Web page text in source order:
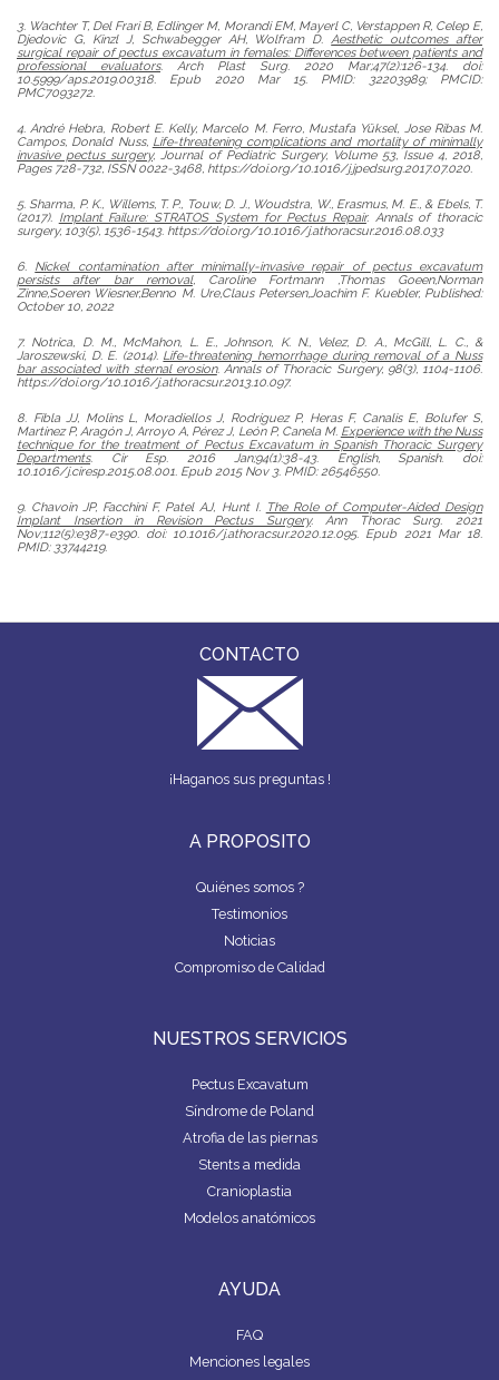
3. Wachter T, Del Frari B, Edlinger M, Morandi EM, Mayerl C, Verstappen R, Celep E,
Djedovic G, Kinzl J, Schwabegger AH, Wolfram D.Aesthetic outcomes after
surgical repair of pectus excavatum in females: Differences between patients and
professional evaluators. Arch Plast Surg. 2020 Mar;47(2):126-134. doi:
10.5999/aps.2019.00318. Epub 2020 Mar 15. PMID: 32203989; PMCID:
PMC7093272.
4. André Hebra, Robert E. Kelly, Marcelo M. Ferro, Mustafa Yüksel, Jose Ribas M.
Campos, Donald Nuss, Life-threatening complications and mortality of minimally
invasive pectus surgery, Journal of Pediatric Surgery, Volume 53, Issue 4, 2018,
Pages 728-732, ISSN 0022-3468, https://doi.org/10.1016/j.jpedsurg.2017.07.020.
5. Sharma, P. K., Willems, T. P., Touw, D. J., Woudstra, W., Erasmus, M. E., & Ebels, T.
(2017). Implant Failure: STRATOS System for Pectus Repair. Annals of thoracic
surgery, 103(5), 1536-1543. https://doi.org/10.1016/j.athoracsur.2016.08.033
6. Nickel contamination after minimally-invasive repair of pectus excavatum
persists after bar removal, Caroline Fortmann ,Thomas Goeen,Norman
Zinne,Soeren Wiesner,Benno M. Ure,Claus Petersen,Joachim F. Kuebler, Published:
October 10, 2022
7. Notrica, D. M., McMahon, L. E., Johnson, K. N., Velez, D. A., McGill, L. C., &
Jaroszewski, D. E. (2014). Life-threatening hemorrhage during removal of a Nuss
bar associated with sternal erosion. Annals of Thoracic Surgery, 98(3), 1104-1106.
https://doi.org/10.1016/j.athoracsur.2013.10.097.
8. Fibla JJ, Molins L, Moradiellos J, Rodríguez P, Heras F, Canalis E, Bolufer S,
Martínez P, Aragón J, Arroyo A, Pérez J, León P, Canela M. Experience with the Nuss
technique for the treatment of Pectus Excavatum in Spanish Thoracic Surgery
Departments. Cir Esp. 2016 Jan;94(1):38-43. English, Spanish. doi:
10.1016/j.ciresp.2015.08.001. Epub 2015 Nov 3. PMID: 26546550.
9. Chavoin JP, Facchini F, Patel AJ, Hunt I. The Role of Computer-Aided Design
Implant Insertion in Revision Pectus Surgery. Ann Thorac Surg. 2021
Nov;112(5):e387-e390. doi: 10.1016/j.athoracsur.2020.12.095. Epub 2021 Mar 18.
PMID: 33744219.
CONTACTO
¡Haganos sus preguntas !
A PROPOSITO
Quiénes somos ?
Testimonios
Noticias
Compromiso de Calidad
NUESTROS SERVICIOS
Pectus Excavatum
Síndrome de Poland
Atrofia de las piernas
Stents a medida
Cranioplastia
Modelos anatómicos
AYUDA
FAQ
Menciones legales